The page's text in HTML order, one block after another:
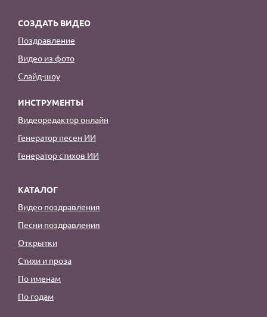
СОЗДАТЬ ВИДЕО
Поздравление
Видео из фото
Слайд-шоу
ИНСТРУМЕНТЫ
Видеоредактор онлайн
Генератор песен ИИ
Генератор стихов ИИ
КАТАЛОГ
Видео поздравления
Песни поздравления
Открытки
Стихи и проза
По именам
По годам